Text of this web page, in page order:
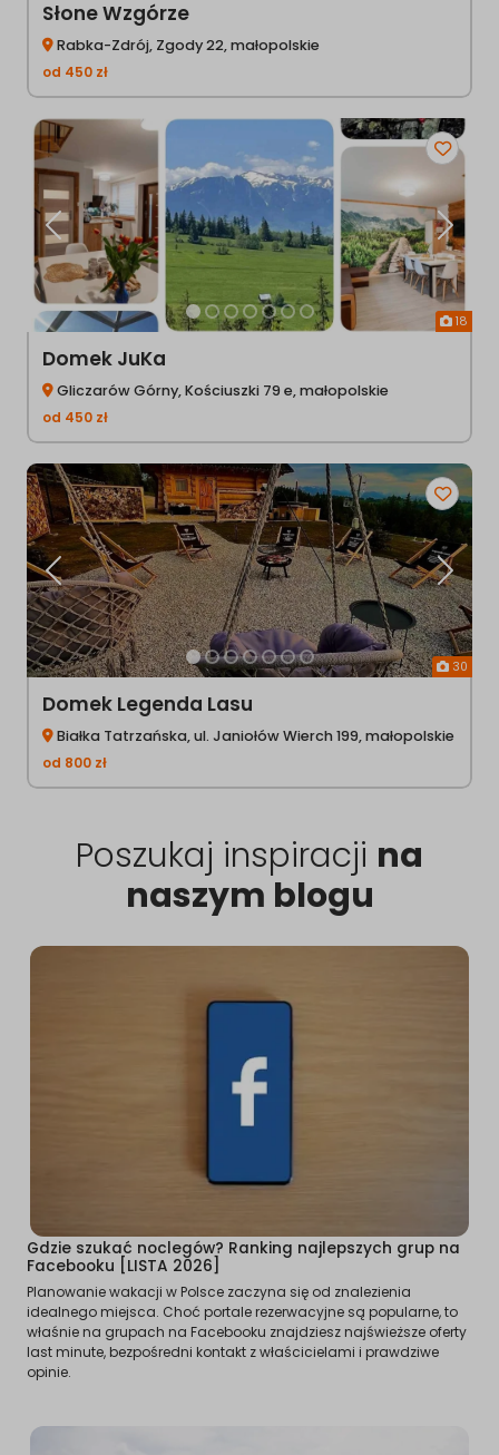
Słone Wzgórze
Rabka-Zdrój, Zgody 22, małopolskie
od 450 zł
18
Poprzednia
Domek JuKa
Gliczarów Górny, Kościuszki 79 e, małopolskie
od 450 zł
30
Poprzednia
Domek Legenda Lasu
Białka Tatrzańska, ul. Janiołów Wierch 199, małopolskie
od 800 zł
Poszukaj inspiracji na
naszym blogu
Gdzie szukać noclegów? Ranking najlepszych grup na
Facebooku [LISTA 2026]
Planowanie wakacji w Polsce zaczyna się od znalezienia
idealnego miejsca. Choć portale rezerwacyjne są popularne, to
właśnie na grupach na Facebooku znajdziesz najświeższe oferty
last minute, bezpośredni kontakt z właścicielami i prawdziwe
opinie.